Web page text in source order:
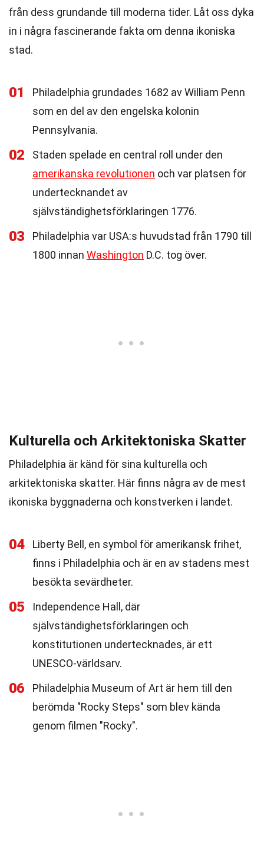
från dess grundande till moderna tider. Låt oss dyka
in i några fascinerande fakta om denna ikoniska
stad.
01
Philadelphia grundades 1682 av William Penn
som en del av den engelska kolonin
Pennsylvania.
02
Staden spelade en central roll under den
amerikanska revolutionen och var platsen för
undertecknandet av
självständighetsförklaringen 1776.
03
Philadelphia var USA:s huvudstad från 1790 till
1800 innan Washington D.C. tog över.
Kulturella och Arkitektoniska Skatter
Philadelphia är känd för sina kulturella och
arkitektoniska skatter. Här finns några av de mest
ikoniska byggnaderna och konstverken i landet.
04
Liberty Bell, en symbol för amerikansk frihet,
finns i Philadelphia och är en av stadens mest
besökta sevärdheter.
05
Independence Hall, där
självständighetsförklaringen och
konstitutionen undertecknades, är ett
UNESCO-världsarv.
06
Philadelphia Museum of Art är hem till den
berömda "Rocky Steps" som blev kända
genom filmen "Rocky".